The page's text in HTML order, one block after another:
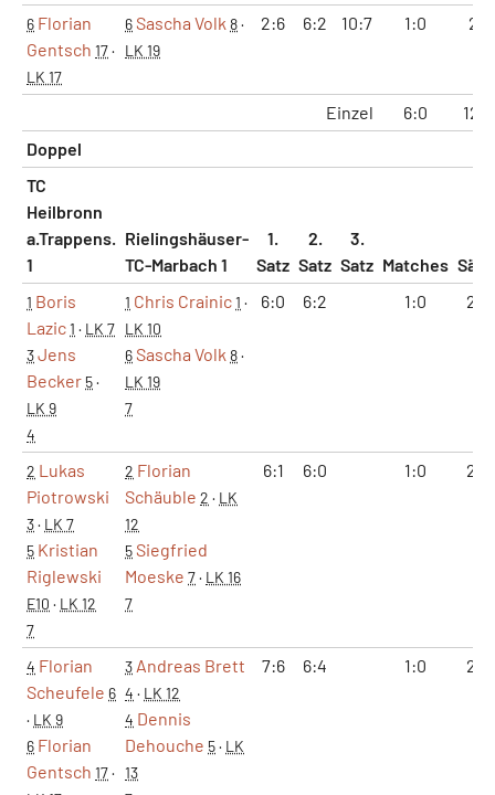
6 Florian
Gentsch 17·
LK 17
6Sascha Volk 8·
LK 19
2:6 6:2 10:7 1:0 2:1
Einzel 6:0
12:2
Doppel
TC
Heilbronn
a.Trappens.
1
Rielingshäuser-
TC-Marbach 1
1.
Satz
2.
Satz
3.
Satz Matches
1 Boris
Lazic1 · LK 7
3Jens
Becker 5·
LK 9
4
1 Chris Crainic1 ·
LK 10
6Sascha Volk 8·
LK 19
7
6:0 6:2 1:0 2:0
2 Lukas
Piotrowski
3· LK 7
5 Kristian
Riglewski
E10 · LK 12
7
2 Florian
Schäuble 2 · LK
12
5Siegfried
Moeske 7· LK 16
7
6:1 6:0 1:0 2:0
4 Florian
Scheufele 6
· LK 9
6 Florian
Gentsch 17·
3 Andreas Brett
4 · LK 12
4 Dennis
Dehouche 5· LK
13
7:6 6:4 1:0 2:0